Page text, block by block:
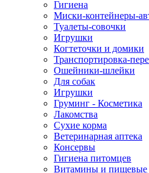
Гигиена
Миски-контейнеры-
Туалеты-совочки
Игрушки
Когтеточки и домики
Транспортировка-
Ошейники-шлейки
Для собак
Игрушки
Груминг - Косметика
Лакомства
Сухие корма
Ветеринарная аптека
Консервы
Гигиена питомцев
Витамины и пищевые